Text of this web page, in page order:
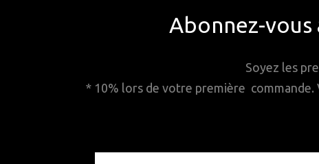
Abonnez-
Soyez les
* 10% lors de votre première commande.